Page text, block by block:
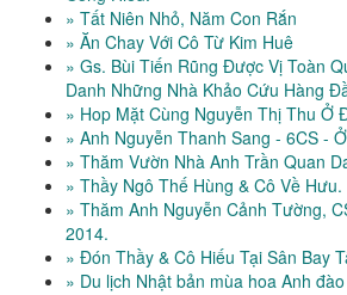
» Tất Niên Nhỏ, Năm Con Rắn
» Ăn Chay Với Cô Từ Kim Huê
» Gs. Bùi Tiến Rũng Được Vị Toàn
Danh Những Nhà Khảo Cứu Hàng
» Hop Mặt Cùng Nguyễn Thị Thu Ở
» Anh Nguyễn Thanh Sang - 6CS -
» Thăm Vườn Nhà Anh Trần Quan
» Thầy Ngô Thế Hùng & Cô Về Hưu.
» Thăm Anh Nguyễn Cảnh Tường,
2014.
» Đón Thầy & Cô Hiếu Tại Sân Bay
» Du lịch Nhật bản mùa hoa Anh